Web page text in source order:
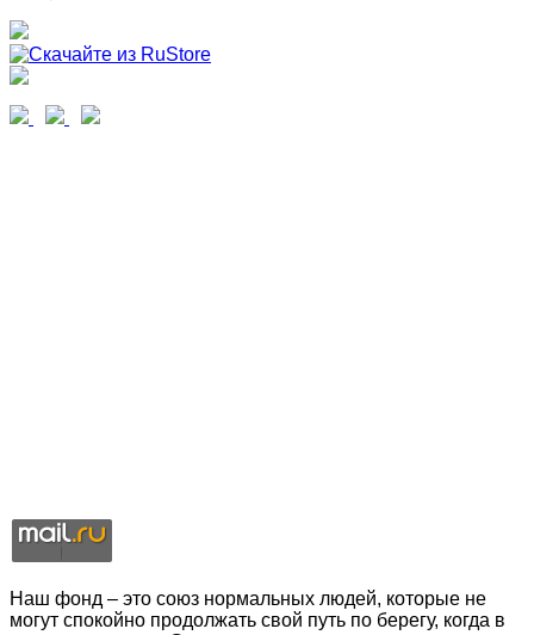
Наш фонд – это союз нормальных людей, которые не
могут спокойно продолжать свой путь по берегу, когда в